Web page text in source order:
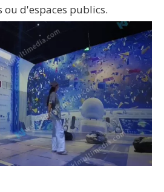
d'espaces publics.